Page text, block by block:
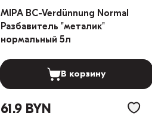
MIPA BC-Verdünnung Normal
Разбавитель "металик"
нормальный 5л
В корзину
61.9 BYN